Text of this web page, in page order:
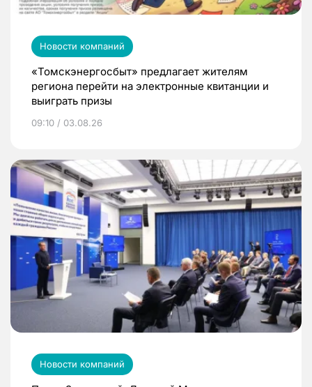
Новости компаний
«Томскэнергосбыт» предлагает жителям
региона перейти на электронные квитанции и
выиграть призы
09:10 / 03.08.26
Новости компаний